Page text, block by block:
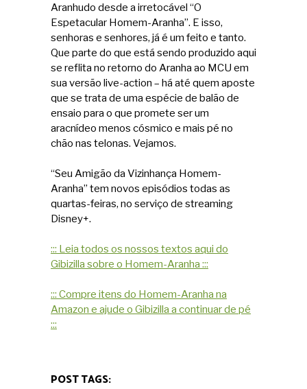
Aranhudo desde a irretocável “O
Espetacular Homem-Aranha”. E isso,
senhoras e senhores, já é um feito e tanto.
Que parte do que está sendo produzido aqui
se reflita no retorno do Aranha ao MCU em
sua versão live-action – há até quem aposte
que se trata de uma espécie de balão de
ensaio para o que promete ser um
aracnídeo menos cósmico e mais pé no
chão nas telonas. Vejamos.
“Seu Amigão da Vizinhança Homem-
Aranha” tem novos episódios todas as
quartas-feiras, no serviço de streaming
Disney+.
::: Leia todos os nossos textos aqui do
Gibizilla sobre o Homem-Aranha :::
::: Compre itens do Homem-Aranha na
Amazon e ajude o Gibizilla a continuar de pé
:::
POST TAGS: